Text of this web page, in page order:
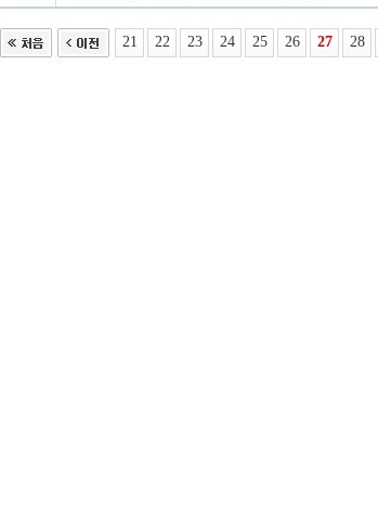
21 22 23 24 25 26 27 28